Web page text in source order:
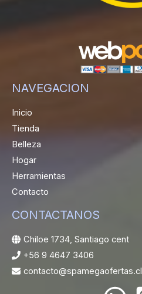
NAVEGACION
Inicio
Tienda
Belleza
Hogar
Herramientas
Contacto
CONTACTANOS
Chiloe 1734, Santiago cent
+56 9 4647 3406
contacto@spamegaofertas.cl